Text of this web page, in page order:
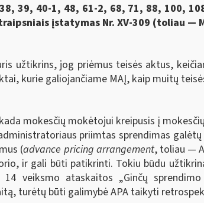
39, 40-1, 48, 61-2, 68, 71, 88, 100,
įstatymas Nr. XV-309 (toliau —
jog priėmus teisės aktus,
kurie galiojančiame MAĮ, kaip muitų
mokesčių mokėtojui kreipusis į
priimtas sprendimas
(advance pricing arrangement, toliau —
ir gali būti patikrinti. Tokiu būdu
veiksmo ataskaitos „Ginčų sprendimo
turėtų būti galimybė APA taikyti